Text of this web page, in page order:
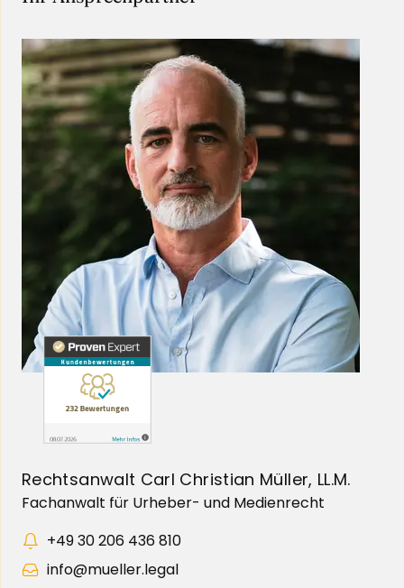
Rechtsanwalt Carl Christian Müller, LL.M.
Fachanwalt für Urheber- und Medienrecht
+49 30 206 436 810
info@mueller.legal